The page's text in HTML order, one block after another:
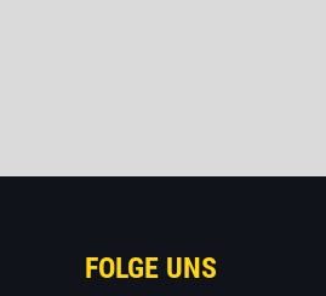
FOLGE UNS